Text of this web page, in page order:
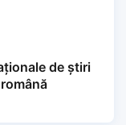
de știri